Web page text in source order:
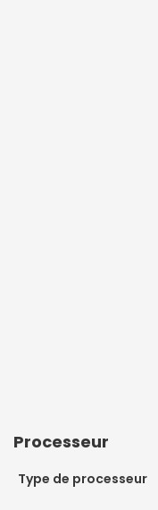
Processeur
Type de processeur